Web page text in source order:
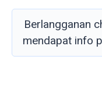
Berlangganan
mendapat info